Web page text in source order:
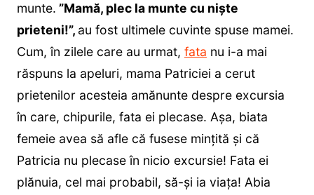
munte. ”Mamă, plec la munte cu niște
prieteni!”, au fost ultimele cuvinte spuse mamei.
Cum, în zilele care au urmat, fata nu i-a mai
răspuns la apeluri, mama Patriciei a cerut
prietenilor acesteia amănunte despre excursia
în care, chipurile, fata ei plecase. Așa, biata
femeie avea să afle că fusese mințită și că
Patricia nu plecase în nicio excursie! Fata ei
plănuia, cel mai probabil, să-și ia viața! Abia